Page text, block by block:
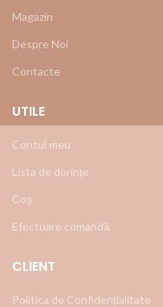
Magazin
Despre Noi
Contacte
UTILE
Contul meu
Lista de dorințe
Coș
Efectuare comandă
CLIENT
Politica de Confidențialitate